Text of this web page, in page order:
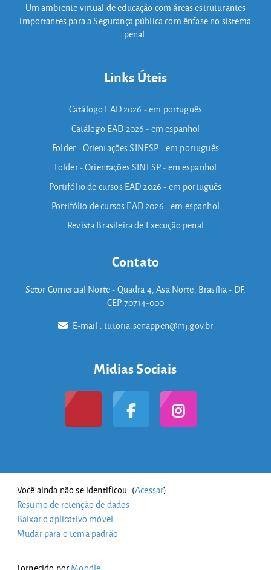
Um ambiente virtual de educação com áreas estruturantes
importantes para a Segurança pública com ênfase no sistema
penal.
Links Úteis
Catálogo EAD 2026 - em português
Catálogo EAD 2026 - em espanhol
Folder - Orientações SINESP - em português
Folder - Orientações SINESP - em espanhol
Portifólio de cursos EAD 2026 - em português
Portifólio de cursos EAD 2026 - em espanhol
Revista Brasileira de Execução penal
Contato
Setor Comercial Norte - Quadra 4, Asa Norte, Brasília - DF,
CEP 70714-000
E-mail :tutoria.senappen@mj.gov.br
Midias Sociais
Você ainda não se identificou. (Acessar)
Resumo de retenção de dados
Baixar o aplicativo móvel.
Mudar para o tema padrão